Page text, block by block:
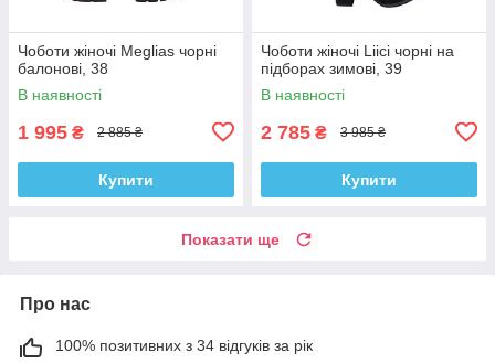
Чоботи жіночі Meglias чорні
балонові, 38
В наявності
1 995 ₴ 2 885 ₴
Купити
Чоботи жіночі Liici чорні на
підборах зимові, 39
В наявності
2 785 ₴ 3 985 ₴
Купити
Показати ще
Про нас
100% позитивних з 34 відгуків за рік